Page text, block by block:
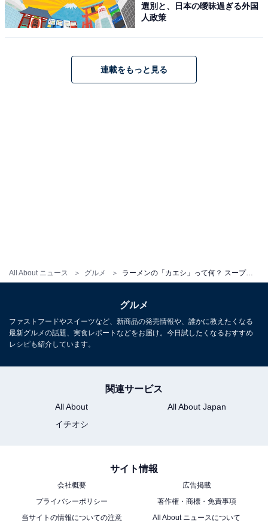
All About ニュース グルメ ラーメンの「カエシ」って何？ スープの重要な要素らしいけど……【ラーメン評論家が解説】
香味油は「鶏油（ちーゆ）」「葱油」「海老油」「ラー
ており、例えば、横浜家系ラーメンでは「鶏油（ちー
ゆ）」が使われています。横浜家系ラーメンのお店で
こちらもおすすめ
ァンが行う「儀式」の正体とは【ラーメン評論
家が解説】
選別と、日本の曖昧過ぎる外国
人政策
連載をもっと見る
グルメ
ファストフードやスイーツなど、新商品の発売情報や、誰かに教えたくなる
最新グルメの話題、実食レポートなどをお届け。今日試したくなるおすすめ
レシピも紹介しています。
関連サービス
All About
All About Japan
イチオシ
サイト情報
会社概要
広告掲載
プライバシーポリシー
著作権・商標・免責事項
当サイトの情報についての注意
All About ニュースについて